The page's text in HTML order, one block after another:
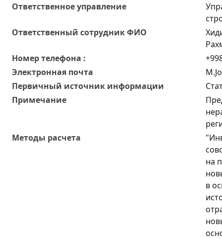
Ответственное управление
Oтветственный сотрудник ФИО
Номер телефона :
Электронная почта
Первичный источник информации
Примечание
Методы расчета
на
в